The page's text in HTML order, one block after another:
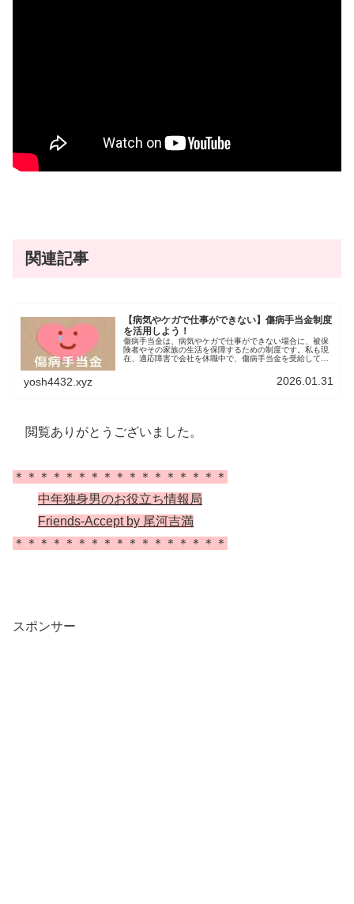
関連記事
【病気やケガで仕事ができない】傷病手当金制度
を活用しよう！
傷病手当金は、病気やケガで仕事ができない場合に、被保
険者やその家族の生活を保障するための制度です。私も現
在、適応障害で会社を休職中で、傷病手当金を受給してい
支給金額、申請方法について説明します。（私の場合は自
動車関連メーカー勤務のため、日本自動車部品工業健康保
yosh4432.xyz 2026.01.31
閲覧ありがとうございました。
＊＊＊＊＊＊＊＊＊＊＊＊＊＊＊＊＊
中年独身男のお役立ち情報局
Friends-Accept by 尾河吉満
＊＊＊＊＊＊＊＊＊＊＊＊＊＊＊＊＊
スポンサー